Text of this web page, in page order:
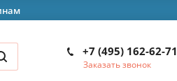
+7 (495) 162-62-71
Заказать звонок